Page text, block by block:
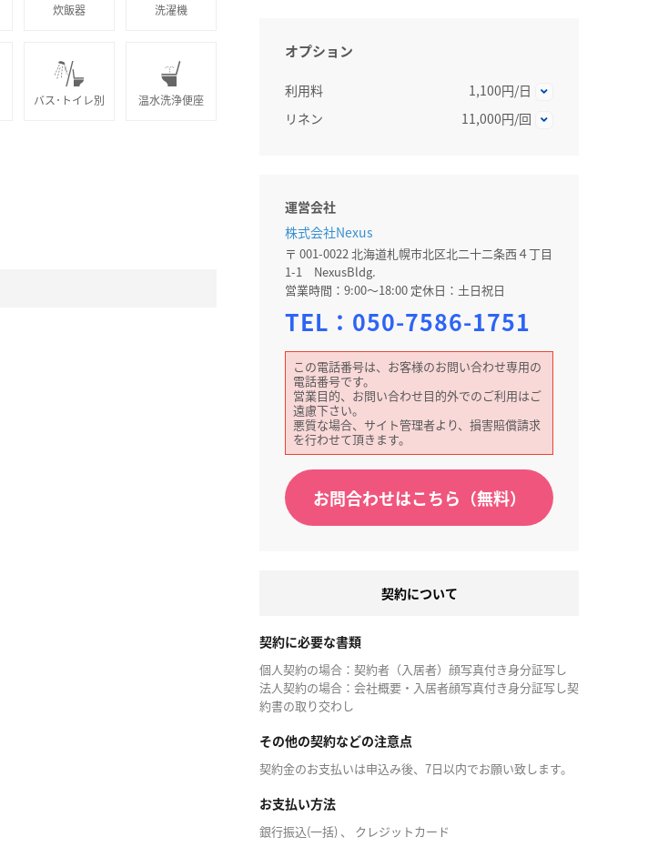
オプション
利用料
1,100円/日
リネン
11,000円/回
運営会社
株式会社Nexus
〒 001-0022 北海道札幌市北区北二十二条西４丁目
1-1 NexusBldg.
営業時間：9:00～18:00 定休日：土日祝日
TEL： 050-7586-1751
この電話番号は、お客様のお問い合わせ専用の
電話番号です。
営業目的、お問い合わせ目的外でのご利用はご
遠慮下さい。
悪質な場合、サイト管理者より、損害賠償請求
を行わせて頂きます。
お問合わせはこちら（無料）
契約について
契約に必要な書類
個人契約の場合：契約者（入居者）顔写真付き身分証写し
法人契約の場合：会社概要・入居者顔写真付き身分証写し契
約書の取り交わし
その他の契約などの注意点
契約金のお支払いは申込み後、7日以内でお願い致します。
お支払い方法
銀行振込(一括) 、 クレジットカード
炊飯器 洗濯機
バス･トイレ別 温水洗浄便座